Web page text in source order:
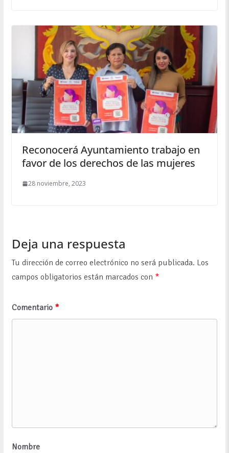
Reconocerá Ayuntamiento trabajo en
favor de los derechos de las mujeres
28 noviembre, 2023
Deja una respuesta
Tu dirección de correo electrónico no será publicada. Los
campos obligatorios están marcados con *
Comentario *
Nombre